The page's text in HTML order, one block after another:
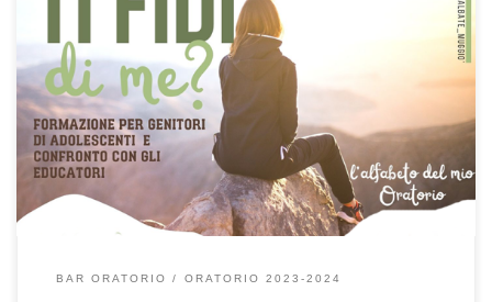
Domenica 25 febbraio 2024 Formazione per genitori di adolescenti e
confronto con gli educatori.
BAR ORATORIO ORATORIO 2023-2024